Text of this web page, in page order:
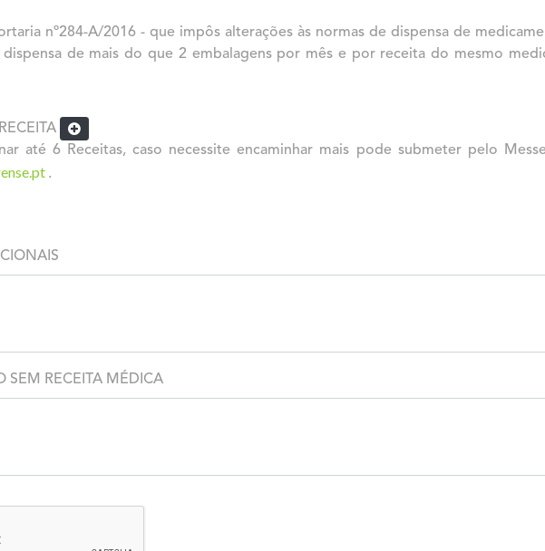
nº284-A/2016 - que impôs alterações às normas de dispensa de
de mais do que 2 embalagens por mês e por receita do mesmo
até 6 Receitas, caso necessite encaminhar mais pode submeter pelo
.
SEM RECEITA MÉDICA